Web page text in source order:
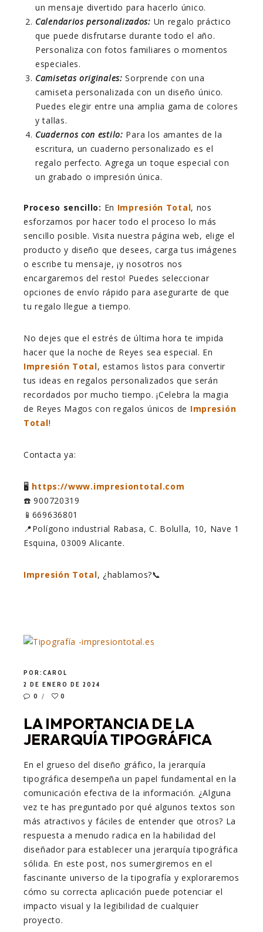
un mensaje divertido para hacerlo único.
Calendarios personalizados: Un regalo práctico
que puede disfrutarse durante todo el año.
Personaliza con fotos familiares o momentos
especiales.
Camisetas originales: Sorprende con una
camiseta personalizada con un diseño único.
Puedes elegir entre una amplia gama de colores
y tallas.
Cuadernos con estilo: Para los amantes de la
escritura, un cuaderno personalizado es el
regalo perfecto. Agrega un toque especial con
un grabado o impresión única.
Proceso sencillo: En Impresión Total, nos
esforzamos por hacer todo el proceso lo más
sencillo posible. Visita nuestra página web, elige el
producto y diseño que desees, carga tus imágenes
o escribe tu mensaje, ¡y nosotros nos
encargaremos del resto! Puedes seleccionar
opciones de envío rápido para asegurarte de que
tu regalo llegue a tiempo.
No dejes que el estrés de última hora te impida
hacer que la noche de Reyes sea especial. En
Impresión Total, estamos listos para convertir
tus ideas en regalos personalizados que serán
recordados por mucho tiempo. ¡Celebra la magia
de Reyes Magos con regalos únicos de Impresión
Total!
Contacta ya:
🖥️ https://www.impresiontotal.com
☎️ 900720319
📱669636801
📍Polígono industrial Rabasa, C. Bolulla, 10, Nave 1
Esquina, 03009 Alicante.
Impresión Total, ¿hablamos?📞
POR:CAROL
2 DE ENERO DE 2024
0
0
LA IMPORTANCIA DE LA
JERARQUÍA TIPOGRÁFICA
En el grueso del diseño gráfico, la jerarquía
tipográfica desempeña un papel fundamental en la
comunicación efectiva de la información. ¿Alguna
vez te has preguntado por qué algunos textos son
más atractivos y fáciles de entender que otros? La
respuesta a menudo radica en la habilidad del
diseñador para establecer una jerarquía tipográfica
sólida. En este post, nos sumergiremos en el
fascinante universo de la tipografía y exploraremos
cómo su correcta aplicación puede potenciar el
impacto visual y la legibilidad de cualquier
proyecto.